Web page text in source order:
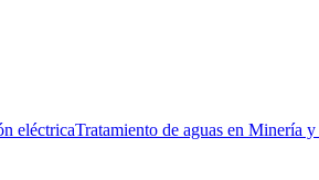
eléctricaTratamiento de aguas en Minería y